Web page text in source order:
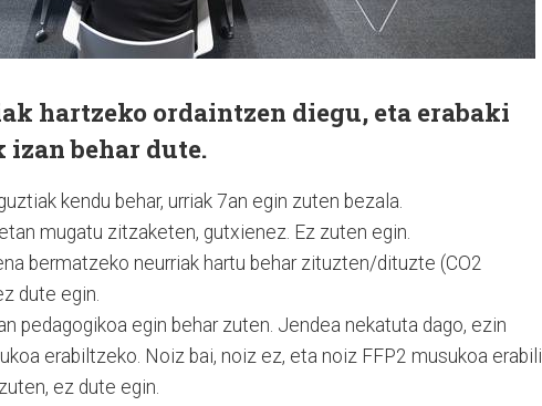
hartzeko ordaintzen diegu, eta erabaki
behar dute.
kendu behar, urriak 7an egin zuten bezala.
mugatu zitzaketen, gutxienez. Ez zuten egin.
bermatzeko neurriak hartu behar zituzten/dituzte (CO2
dute egin.
pedagogikoa egin behar zuten. Jendea nekatuta dago, ezin
erabiltzeko. Noiz bai, noiz ez, eta noiz FFP2 musukoa erabili
ez dute egin.